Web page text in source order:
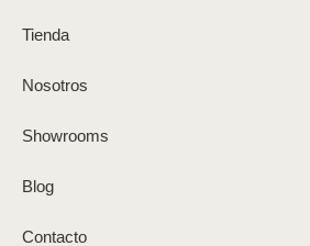
Tienda
Nosotros
Showrooms
Blog
Contacto